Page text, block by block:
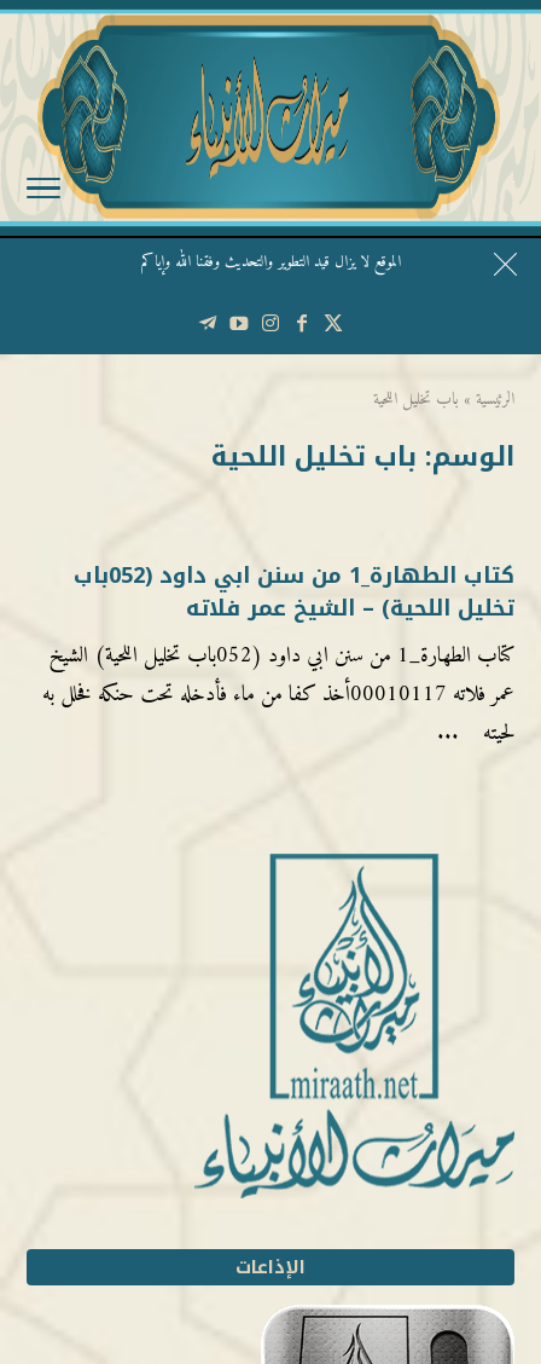
الموقع لا يزال قيد التطوير والتحديث وفقنا الله وإياكم
قال الشيخ ربيع وفقه الله: نحن ليس عندنا تقديس الأشخاص
الرئيسية » باب تخليل اللحية
الوسم: باب تخليل اللحية
كتاب الطهارة_1 من سنن ابي داود (052باب
تخليل اللحية) – الشيخ عمر فلاته
كتاب الطهارة_1 من سنن ابي داود (052باب تخليل اللحية) الشيخ
عمر فلاته 00010117أخذ كفا من ماء فأدخله تحت حنكه فخلل به
لحيته ...
الإذاعات